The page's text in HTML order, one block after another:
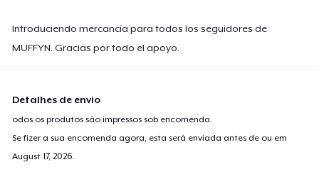
Introduciendo mercancía para todos los seguidores de
MUFFYN. Gracias por todo el apoyo.
Detalhes de envio
odos os produtos são impressos sob encomenda.
Se fizer a sua encomenda agora, esta será enviada antes de ou em
August 17, 2026